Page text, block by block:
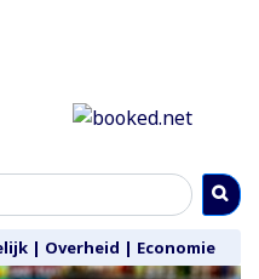
| Overheid | Economie